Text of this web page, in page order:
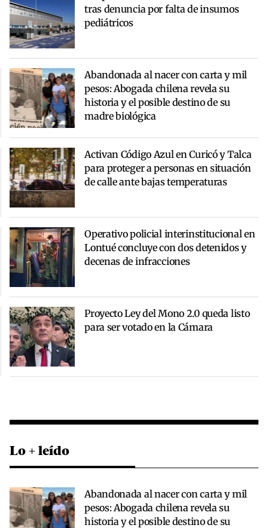
tras denuncia por falta de insumos
pediátricos
Abandonada al nacer con carta y mil
pesos: Abogada chilena revela su
historia y el posible destino de su
madre biológica
Activan Código Azul en Curicó y Talca
para proteger a personas en situación
de calle ante bajas temperaturas
Operativo policial interinstitucional en
Lontué concluye con dos detenidos y
decenas de infracciones
Proyecto Ley del Mono 2.0 queda listo
para ser votado en la Cámara
Lo + leído
Abandonada al nacer con carta y mil
pesos: Abogada chilena revela su
historia y el posible destino de su